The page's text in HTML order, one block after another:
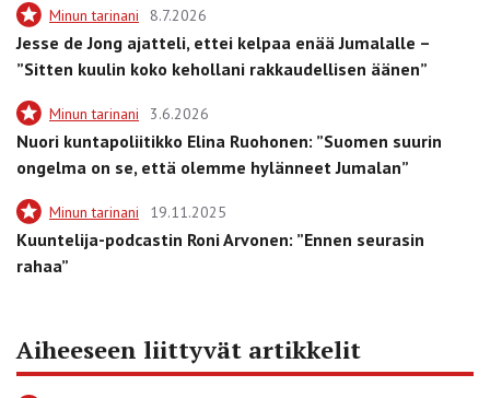
Minun tarinani 8.7.2026
Jesse de Jong ajatteli, ettei kelpaa enää Jumalalle –
”Sitten kuulin koko kehollani rakkaudellisen äänen”
Minun tarinani 3.6.2026
Nuori kuntapoliitikko Elina Ruohonen: ”Suomen suurin
ongelma on se, että olemme hylänneet Jumalan”
Minun tarinani 19.11.2025
Kuuntelija-podcastin Roni Arvonen: ”Ennen seurasin
rahaa”
Aiheeseen liittyvät artikkelit